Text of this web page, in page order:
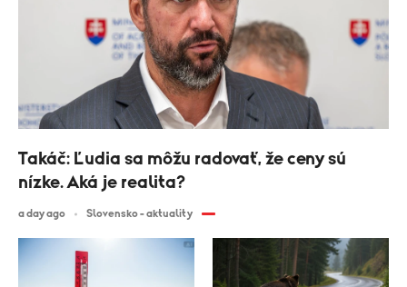
Takáč: Ľudia sa môžu radovať, že ceny sú
nízke. Aká je realita?
a day ago Slovensko - aktuality